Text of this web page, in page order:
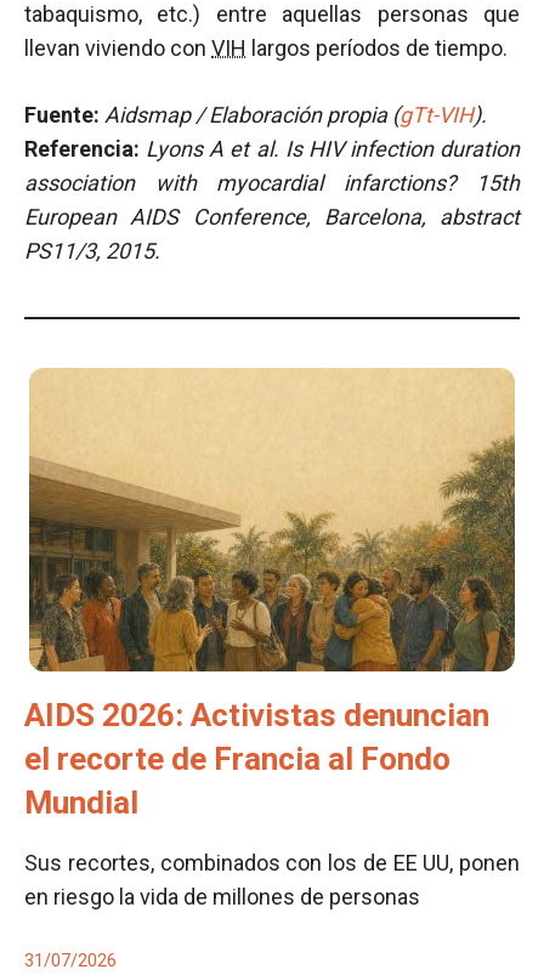
tabaquismo, etc.) entre aquellas personas que
llevan viviendo con VIH largos períodos de tiempo.
Fuente: Aidsmap / Elaboración propia (gTt-VIH).
Referencia: Lyons A et al. Is HIV infection duration
association with myocardial infarctions?
15th
European AIDS Conference, Barcelona, abstract
PS11/3, 2015.
AIDS 2026: Activistas denuncian
el recorte de Francia al Fondo
Mundial
Sus recortes, combinados con los de EE UU, ponen
en riesgo la vida de millones de personas
31/07/2026